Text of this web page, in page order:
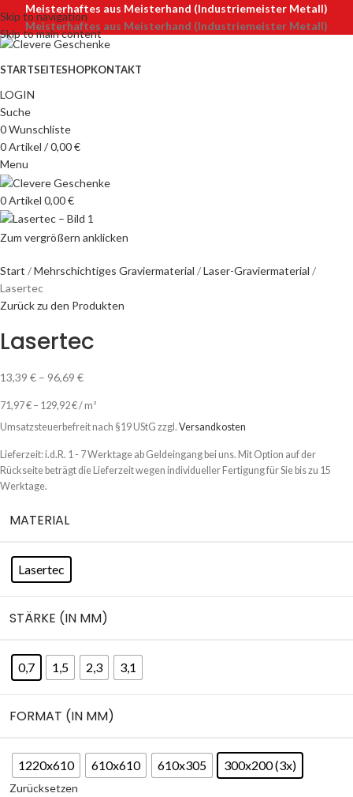
Skip to navigation
Skip to main content
Meisterhaftes aus Meisterhand (Industriemeister Metall)
Meisterhaftes aus Meisterhand (Industriemeister Metall)
STARTSEITESHOPKONTAKT
LOGIN
Suche
0Wunschliste
0Artikel /0,00€
Menu
0Artikel 0,00€
Zum vergrößern anklicken
Start Mehrschichtiges Graviermaterial
Laser-Graviermaterial
Lasertec
Zurück zu den Produkten
Lasertec
13,39 € – 96,69 €
71,97€ – 129,92€/m²
Umsatzsteuerbefreit nach §19 UStG zzgl. Versandkosten
Lieferzeit:i.d.R. 1 - 7 Werktage ab Geldeingang bei uns. Mit Option auf der
Rückseite beträgt die Lieferzeit wegen individueller Fertigung für Sie bis zu 15
Werktage.
MATERIAL
Lasertec
STÄRKE (IN MM)
0,7 1,5 2,3 3,1
FORMAT (IN MM)
1220x610 610x610 610x305 300x200 (3x)
Zurücksetzen